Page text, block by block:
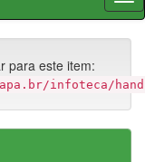
para este item:
infoteca/